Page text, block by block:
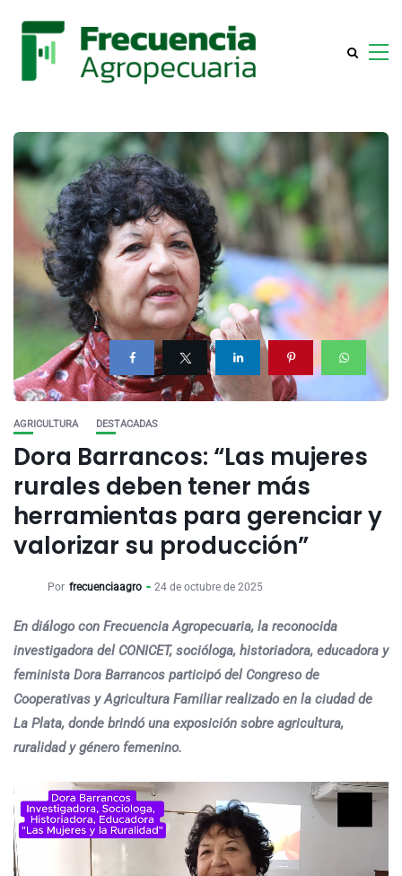
AGRICULTURA DESTACADAS
Dora Barrancos: “Las mujeres
rurales deben tener más
herramientas para gerenciar y
valorizar su producción”
Por frecuenciaagro 24 de octubre de 2025
En diálogo con Frecuencia Agropecuaria, la reconocida
investigadora del CONICET, socióloga, historiadora, educadora y
feminista Dora Barrancos participó del Congreso de
Cooperativas y Agricultura Familiar realizado en la ciudad de
La Plata, donde brindó una exposición sobre agricultura,
ruralidad y género femenino.